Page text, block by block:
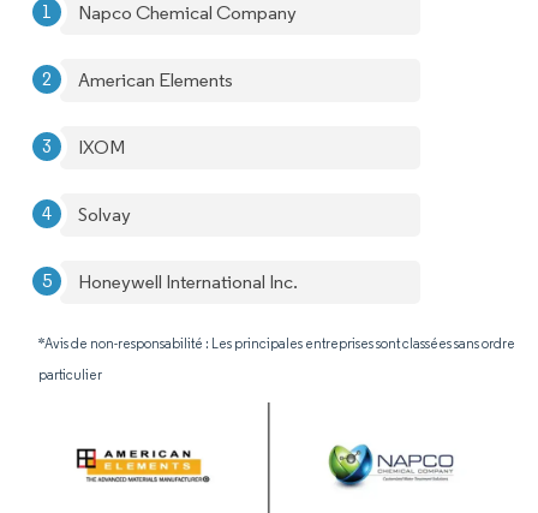
Napco Chemical Company
American Elements
IXOM
Solvay
Honeywell International Inc.
*Avis de non-responsabilité : Les principales entreprises sont classées sans ordre
particulier